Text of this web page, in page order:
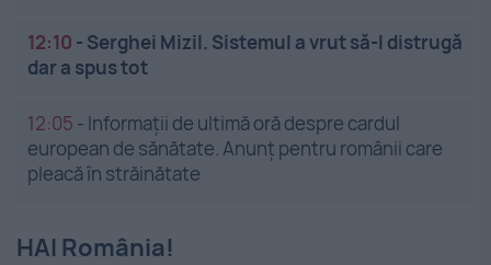
12:10 - Serghei Mizil. Sistemul a vrut să-l distrugă
dar a spus tot
12:05 - Informații de ultimă oră despre cardul
european de sănătate. Anunț pentru românii care
pleacă în străinătate
HAI România!